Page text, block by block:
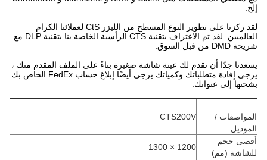
إلخ.
لقد ركزنا على تطوير النوع المسطح من الليزر CtS لعملائنا الكرام
العالميين. لقد تم الاعتراف بتقنية CTS الرأسية الخاصة بنا بتقنية DLP مع
شريحة DMD من قبل السوق.
يسعدنا جدًا أن نقدم لك عينة شاشة صغيرة بناءً على الملف المقدم منك ،
يرجى إفادة متطلباتك وكمياتك.يرجى أيضًا إبلاغ حساب FedEx الخاص بك
بشحنها إلى عنوانك.
المواصفات /
الموديل
CTS200V
أقصى حجم
للشاشة (مم)
1200 × 1300